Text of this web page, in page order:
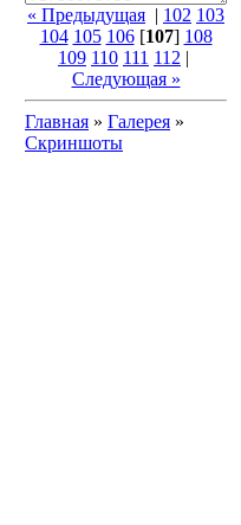
« Предыдущая | 102 103
104 105 106[107] 108
109 110 111 112 |
Следующая »
Главная » Галерея »
Скриншоты